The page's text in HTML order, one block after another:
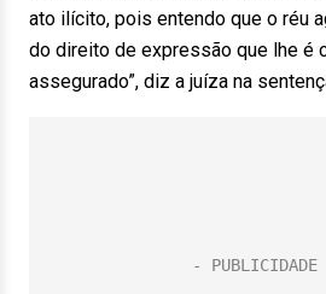
ato ilícito, pois entendo que o réu
do direito de expressão que lhe é
assegurado”, diz a juíza na